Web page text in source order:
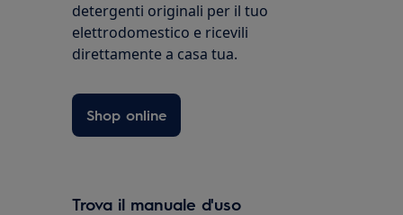
detergenti originali per il tuo
elettrodomestico e ricevili
direttamente a casa tua.
Shop online
Trova il manuale d'uso